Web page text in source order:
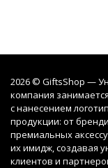
2026 © GiftsShop —
компания
с нанесением
продукции: от
премиальных
их имидж, создавая
клиентов и